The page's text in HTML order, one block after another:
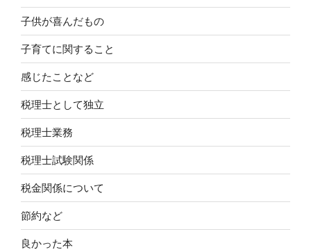
子供が喜んだもの
子育てに関すること
感じたことなど
税理士として独立
税理士業務
税理士試験関係
税金関係について
節約など
良かった本